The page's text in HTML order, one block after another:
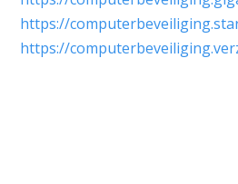
https://
https://